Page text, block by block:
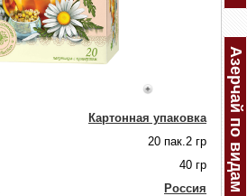
Картонная упаковка
20 пак.2 гр
40 гр
Россия Азерчай по видам